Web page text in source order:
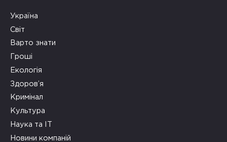
Україна
Світ
Варто знати
Гроші
Екологія
Здоров’я
Кримінал
Культура
Наука та ІТ
Новини компаній